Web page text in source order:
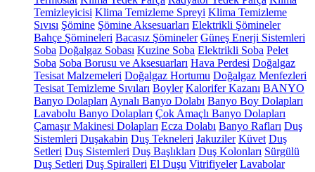
Temizleyicisi Klima Temizleme Spreyi Klima Temizleme
Sıvısı Şömine Şömine Aksesuarları Elektrikli Şömineler
Bahçe Şömineleri Bacasız Şömineler Güneş Enerji Sistemleri
Soba Doğalgaz Sobası Kuzine Soba Elektrikli Soba Pelet
Soba Soba Borusu ve Aksesuarları Hava Perdesi Doğalgaz
Tesisat Malzemeleri Doğalgaz Hortumu Doğalgaz Menfezleri
Tesisat Temizleme Sıvıları Boyler Kalorifer Kazanı BANYO
Banyo Dolapları Aynalı Banyo Dolabı Banyo Boy Dolapları
Lavabolu Banyo Dolapları Çok Amaçlı Banyo Dolapları
Çamaşır Makinesi Dolapları Ecza Dolabı Banyo Rafları Duş
Sistemleri Duşakabin Duş Tekneleri Jakuziler Küvet Duş
Setleri Duş Sistemleri Duş Başlıkları Duş Kolonları Sürgülü
Duş Setleri Duş Spiralleri El Duşu Vitrifiyeler Lavabolar